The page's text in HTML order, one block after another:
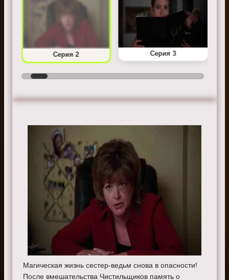
Серия 2 Серия 3
Магическая жизнь сестер-ведьм снова в опасности!
После вмешательства Чистильщиков память о